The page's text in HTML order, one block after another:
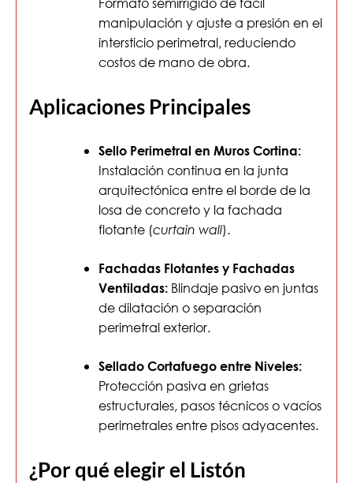
manipulación y ajuste a presión en el
intersticio perimetral, reduciendo
costos de mano de obra.
Aplicaciones Principales
Sello Perimetral en Muros Cortina:
Instalación continua en la junta
arquitectónica entre el borde de la
losa de concreto y la fachada
flotante (curtain wall).
Fachadas Flotantes y Fachadas
Ventiladas: Blindaje pasivo en juntas
de dilatación o separación
perimetral exterior.
Sellado Cortafuego entre Niveles:
Protección pasiva en grietas
estructurales, pasos técnicos o vacíos
perimetrales entre pisos adyacentes.
¿Por qué elegir el Listón